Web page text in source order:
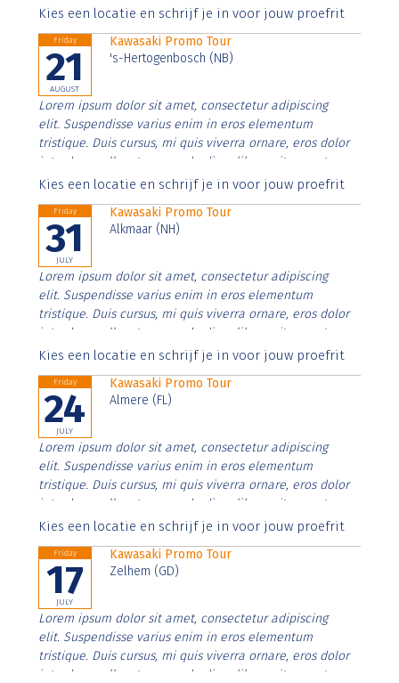
Aenean faucibus nibh et justo cursus id rutrum lorem
Kies een locatie en schrijf je in voor jouw proefrit
Friday
21
AUGUST
Kawasaki Promo Tour
's-Hertogenbosch (NB)
Lorem ipsum dolor sit amet, consectetur adipiscing
elit. Suspendisse varius enim in eros elementum
tristique. Duis cursus, mi quis viverra ornare, eros dolor
interdum nulla, ut commodo diam libero vitae erat.
Aenean faucibus nibh et justo cursus id rutrum lorem
Kies een locatie en schrijf je in voor jouw proefrit
Friday
31
JULY
Kawasaki Promo Tour
Alkmaar (NH)
Lorem ipsum dolor sit amet, consectetur adipiscing
elit. Suspendisse varius enim in eros elementum
tristique. Duis cursus, mi quis viverra ornare, eros dolor
interdum nulla, ut commodo diam libero vitae erat.
Aenean faucibus nibh et justo cursus id rutrum lorem
Kies een locatie en schrijf je in voor jouw proefrit
Friday
24
JULY
Kawasaki Promo Tour
Almere (FL)
Lorem ipsum dolor sit amet, consectetur adipiscing
elit. Suspendisse varius enim in eros elementum
tristique. Duis cursus, mi quis viverra ornare, eros dolor
interdum nulla, ut commodo diam libero vitae erat.
Aenean faucibus nibh et justo cursus id rutrum lorem
Kies een locatie en schrijf je in voor jouw proefrit
Friday
17
JULY
Kawasaki Promo Tour
Zelhem (GD)
Lorem ipsum dolor sit amet, consectetur adipiscing
elit. Suspendisse varius enim in eros elementum
tristique. Duis cursus, mi quis viverra ornare, eros dolor
interdum nulla, ut commodo diam libero vitae erat.